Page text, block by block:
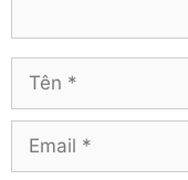
Hậu Giang
Hưng Yên
Khánh Hòa